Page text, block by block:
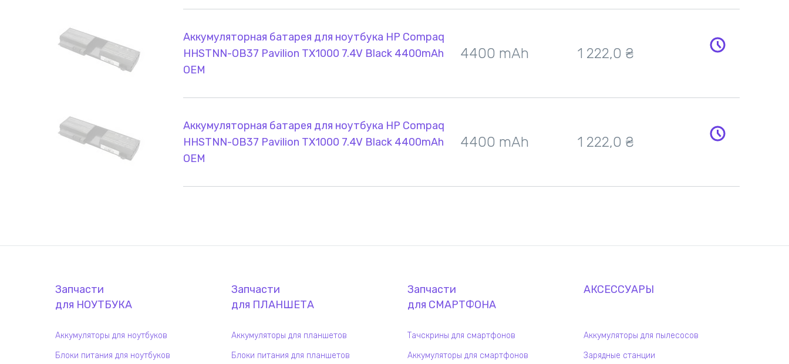
Аккумуляторная батарея для ноутбука HP Compaq
HHSTNN-OB37 Pavilion TX1000 7.4V Black 4400mAh
OEM
4400 mAh 1 222,0 ₴
Аккумуляторная батарея для ноутбука HP Compaq
HHSTNN-OB37 Pavilion TX1000 7.4V Black 4400mAh
OEM
4400 mAh 1 222,0 ₴
Запчасти
для НОУТБУКА
Аккумуляторы для ноутбуков
Блоки питания для ноутбуков
Запчасти
для ПЛАНШЕТА
Аккумуляторы для планшетов
Блоки питания для планшетов
Запчасти
для СМАРТФОНА
Тачскрины для смартфонов
Аккумуляторы для смартфонов
АКСЕССУАРЫ
Аккумуляторы для пылесосов
Зарядные станции